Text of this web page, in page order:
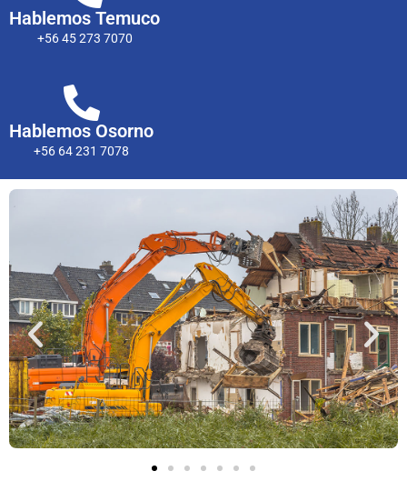
Hablemos Temuco
+56 45 273 7070
Hablemos Osorno
+56 64 231 7078